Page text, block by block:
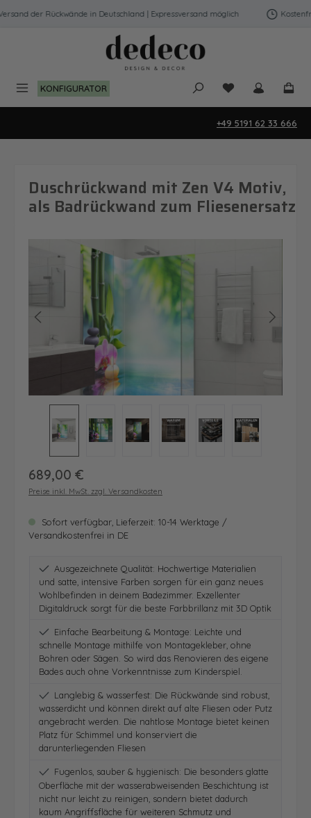
Zum Hauptinhalt springen
der Rückwände in Deutschland | Expressversand möglich
KONFIGURATOR Du hast 0
+49 5191 62 33 666
Duschrückwand mit Zen V4 Motiv,
als Badrückwand zum Fliesenersatz
Bildergalerie überspringen
Regulärer Preis:
689,00 €
Preise inkl. MwSt. zzgl. Versandkosten
Sofort verfügbar, Lieferzeit: 10-14 Werktage /
Versandkostenfrei in DE
Ausgezeichnete Qualität: Hochwertige Materialien
und satte, intensive Farben sorgen für ein ganz neues
Wohlbefinden in deinem Badezimmer. Exzellenter
Digitaldruck sorgt für die beste Farbbrillanz mit 3D Optik
Einfache Bearbeitung & Montage: Leichte und
schnelle Montage mithilfe von Montagekleber, ohne
Bohren oder Sägen. So wird das Renovieren des eigene
Bades auch ohne Vorkenntnisse zum Kinderspiel.
Langlebig & wasserfest: Die Rückwände sind robust,
wasserdicht und können direkt auf alte Fliesen oder Putz
angebracht werden. Die nahtlose Montage bietet keinen
Platz für Schimmel und konserviert die
darunterliegenden Fliesen
Fugenlos, sauber & hygienisch: Die besonders glatte
Oberfläche mit der wasserabweisenden Beschichtung ist
nicht nur leicht zu reinigen, sondern bietet dadurch
kaum Angriffsfläche für weiteren Schmutz und